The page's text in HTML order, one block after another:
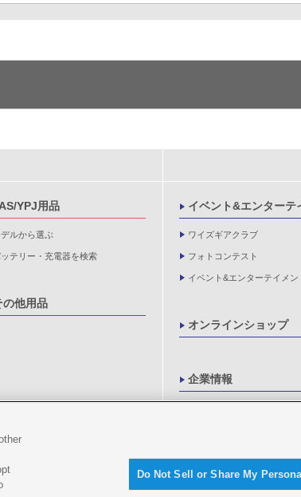
YPJ用品
デルから選ぶ
ッテリー・充電器を検索
の他用品
イベント&エンターテ
ワイズギアクラブ
フォトコンテスト
イベント&エンターテイメン
オンラインショップ
企業情報
Do Not Sell or Share My